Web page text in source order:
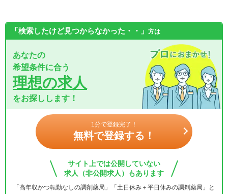
「検索したけど見つからなかった・・」 方は
あなたの
希望条件に合う
理想の求人
をお探しします！
1分で登録完了！
無料で登録する！
サイト上では公開していない
求人（非公開求人）もあります
「高年収かつ転勤なしの調剤薬局」「土日休み＋平日休みの調剤薬局」と